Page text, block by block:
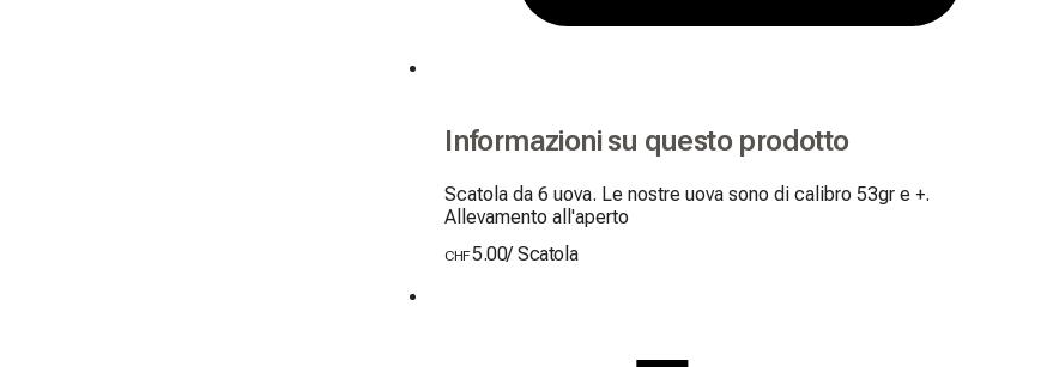
Informazioni su questo prodotto
Scatola da 6 uova. Le nostre uova sono di calibro 53gr e +.
Allevamento all'aperto
CHF5.00/ Scatola